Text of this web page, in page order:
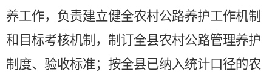
养工作，负责建立健全农村公路养护工作机制
和目标考核机制，制订全县农村公路管理养护
制度、验收标准；按全县已纳入统计口径的农